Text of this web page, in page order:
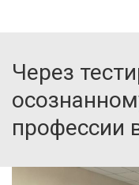
Через
профессии